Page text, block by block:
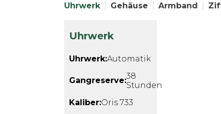
Uhrwerk Gehäuse Armband
Uhrwerk
Uhrwerk:Automatik
Gangreserve:38
Stunden
Kaliber:Oris 733